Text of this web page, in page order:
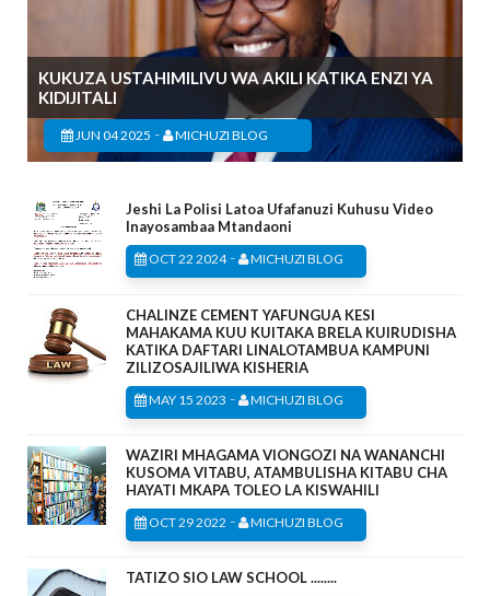
KUKUZA USTAHIMILIVU WA AKILI KATIKA ENZI YA
KIDIJITALI
JUN 04 2025 - MICHUZI BLOG
Jeshi La Polisi Latoa Ufafanuzi Kuhusu Video
Inayosambaa Mtandaoni
OCT 22 2024- MICHUZI BLOG
CHALINZE CEMENT YAFUNGUA KESI
MAHAKAMA KUU KUITAKA BRELA KUIRUDISHA
KATIKA DAFTARI LINALOTAMBUA KAMPUNI
ZILIZOSAJILIWA KISHERIA
MAY 15 2023 - MICHUZI BLOG
WAZIRI MHAGAMA VIONGOZI NA WANANCHI
KUSOMA VITABU, ATAMBULISHA KITABU CHA
HAYATI MKAPA TOLEO LA KISWAHILI
OCT 29 2022 - MICHUZI BLOG
TATIZO SIO LAW SCHOOL ........